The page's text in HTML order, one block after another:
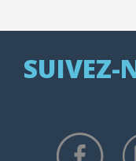
SUIVEZ-